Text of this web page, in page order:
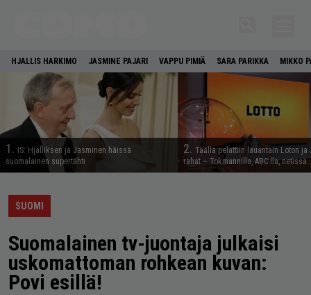
HJALLIS HARKIMO JASMINE PAJARI VAPPU PIMIÄ SARA PARIKKA MIKKO
1.
IS: Hjalliksen ja Jasminen häissä
suomalainen supertähti
2. Täällä pelattiin lauantain Loton ja
rahat – Tokmannilla, ABC:lla, netissä…
SUOMI
Suomalainen tv-juontaja julkaisi
uskomattoman rohkean kuvan:
Povi esillä!